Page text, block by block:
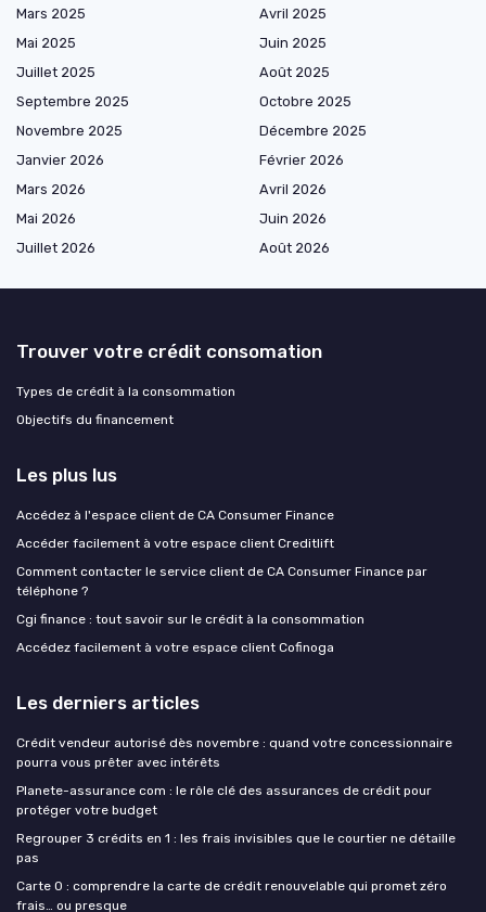
Mars 2025
Avril 2025
Mai 2025
Juin 2025
Juillet 2025
Août 2025
Septembre 2025
Octobre 2025
Novembre 2025
Décembre 2025
Janvier 2026
Février 2026
Mars 2026
Avril 2026
Mai 2026
Juin 2026
Juillet 2026
Août 2026
Trouver votre crédit consomation
Types de crédit à la consommation
Objectifs du financement
Les plus lus
Accédez à l'espace client de CA Consumer Finance
Accéder facilement à votre espace client Creditlift
Comment contacter le service client de CA Consumer Finance par
téléphone ?
Cgi finance : tout savoir sur le crédit à la consommation
Accédez facilement à votre espace client Cofinoga
Les derniers articles
Crédit vendeur autorisé dès novembre : quand votre concessionnaire
pourra vous prêter avec intérêts
Planete-assurance com : le rôle clé des assurances de crédit pour
protéger votre budget
Regrouper 3 crédits en 1 : les frais invisibles que le courtier ne détaille
pas
Carte 0 : comprendre la carte de crédit renouvelable qui promet zéro
frais… ou presque